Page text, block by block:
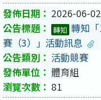
2026-06-02
轉知 轉知
賽（3）」活動訊息
活動競賽
體育組
81